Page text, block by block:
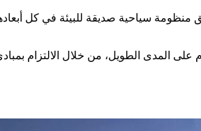
منظومة سياحية صديقة للبيئة في كل
الطويل، من خلال الالتزام